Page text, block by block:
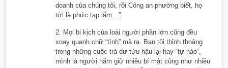
doanh của chúng tôi, rồi Công an phường biết, họ
tới là phức tạp lắm…”.
2. Mọi bi kịch của loài người phần lớn cũng đều
xoay quanh chữ “tình” mà ra. Bạn tôi thỉnh thoảng
trong những cuộc trà dư tửu hậu lại hay “tự hào”,
mình là người nắm giữ nhiều bí mật cũng như nhiều